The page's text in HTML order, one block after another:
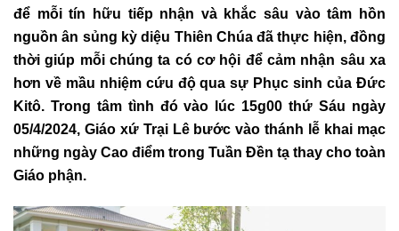
để mỗi tín hữu tiếp nhận và khắc sâu vào tâm hồn
nguồn ân sủng kỳ diệu Thiên Chúa đã thực hiện, đồng
thời giúp mỗi chúng ta có cơ hội để cảm nhận sâu xa
hơn về mầu nhiệm cứu độ qua sự Phục sinh của Đức
Kitô. Trong tâm tình đó vào lúc 15g00 thứ Sáu ngày
05/4/2024, Giáo xứ Trại Lê bước vào thánh lễ khai mạc
những ngày Cao điểm trong Tuần Đền tạ thay cho toàn
Giáo phận.